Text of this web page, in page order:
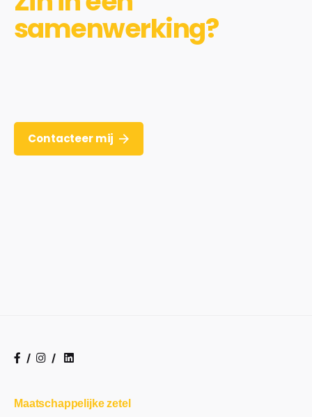
samenwerking?
Contacteer mij
/ /
Maatschappelijke zetel